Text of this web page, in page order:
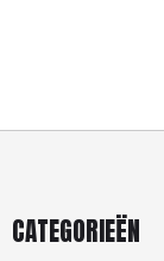
CATEGORIEËN